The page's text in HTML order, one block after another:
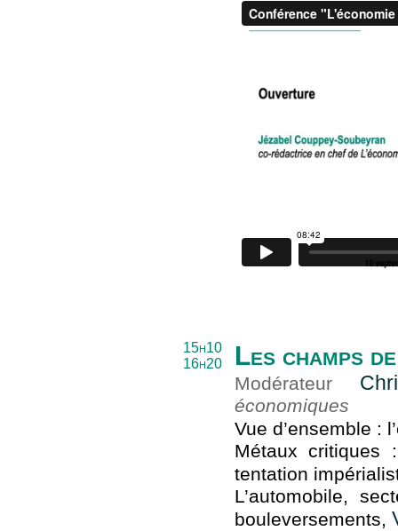
15h10
16h20
Les champs
Modérateur
économiques
Vue d’ensemble :
Métaux critiques
tentation
L’automobile,
bouleversements,